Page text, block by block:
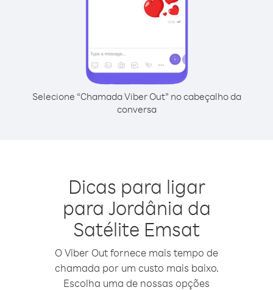
Selecione “Chamada Viber Out” no cabeçalho da
conversa
Dicas para ligar
para Jordânia da
Satélite Emsat
O Viber Out fornece mais tempo de
chamada por um custo mais baixo.
Escolha uma de nossas opções